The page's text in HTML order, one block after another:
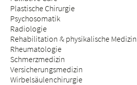
Plastische Chirurgie
Psychosomatik
Radiologie
Rehabilitation & physikalische Medizin
Rheumatologie
Schmerzmedizin
Versicherungsmedizin
Wirbelsäulenchirurgie